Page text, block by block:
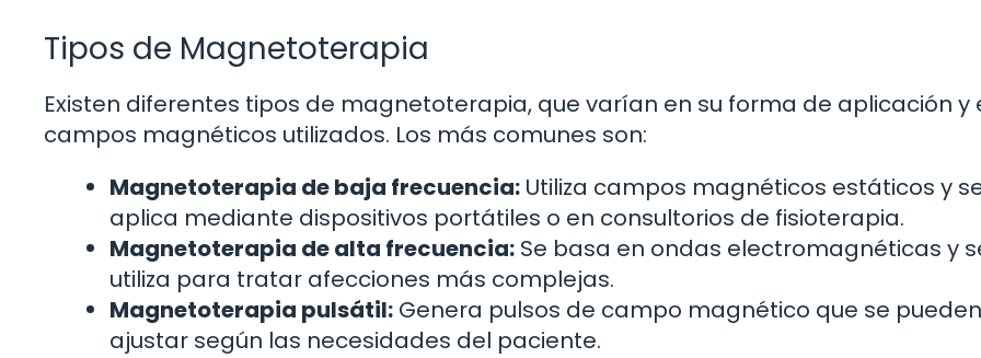
Tipos de Magnetoterapia
Existen diferentes tipos de magnetoterapia, que varían en su forma de aplicación y
campos magnéticos utilizados. Los más comunes son:
Magnetoterapia de baja frecuencia: Utiliza campos magnéticos estáticos y
aplica mediante dispositivos portátiles o en consultorios de fisioterapia.
Magnetoterapia de alta frecuencia: Se basa en ondas electromagnéticas y
utiliza para tratar afecciones más complejas.
Magnetoterapia pulsátil: Genera pulsos de campo magnético que se pueden
ajustar según las necesidades del paciente.